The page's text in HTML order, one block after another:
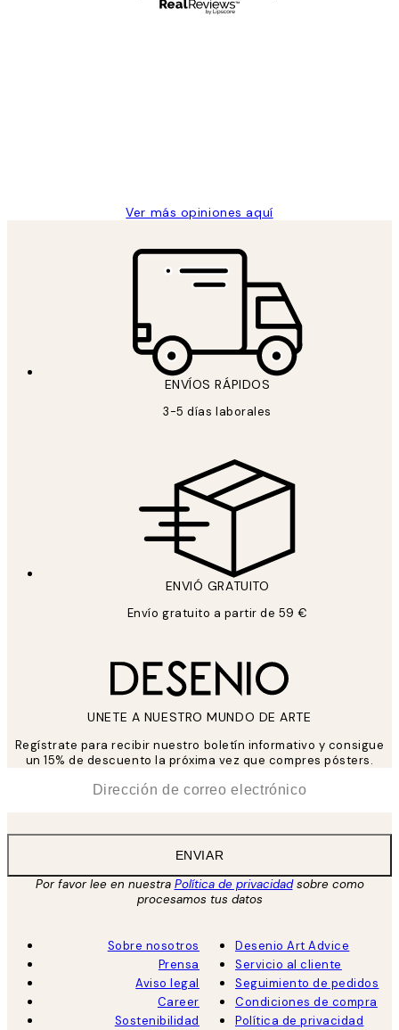
Ver más opiniones aquí
ENVÍOS RÁPIDOS
3-5 días laborales
ENVIÓ GRATUITO
Envío gratuito a partir de 59 €
UNETE A NUESTRO MUNDO DE ARTE
Regístrate para recibir nuestro boletín informativo y consigue
un 15% de descuento la próxima vez que compres pósters.
ENVIAR
Por favor lee en nuestra Política de privacidadsobre como
procesamos tus datos
Sobre nosotros
Prensa
Aviso legal
Career
Sostenibilidad
Desenio Art Advice
Servicio al cliente
Seguimiento de pedidos
Condiciones de compra
Política de privacidad